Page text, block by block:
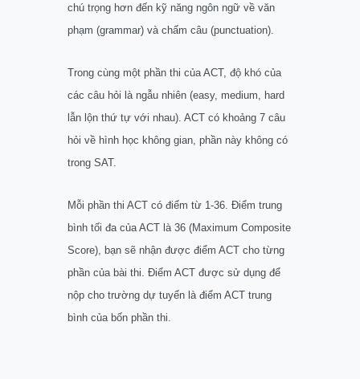
chú trọng hơn đến kỹ năng ngôn ngữ về văn
phạm (grammar) và chấm câu (punctuation).
Trong cùng một phần thi của ACT, độ khó của
các câu hỏi là ngẫu nhiên (easy, medium, hard
lẫn lộn thứ tự với nhau). ACT có khoảng 7 câu
hỏi về hình học không gian, phần này không có
trong SAT.
Mỗi phần thi ACT có điểm từ 1-36. Điểm trung
bình tối đa của ACT là 36 (Maximum Composite
Score), bạn sẽ nhận được điểm ACT cho từng
phần của bài thi. Điểm ACT được sử dụng để
nộp cho trường dự tuyển là điểm ACT trung
bình của bốn phần thi.